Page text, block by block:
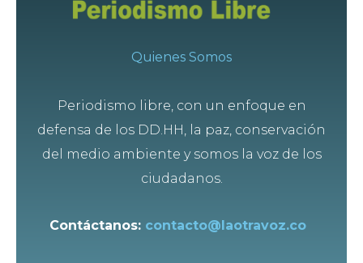
Quienes Somos
Periodismo libre, con un enfoque en
defensa de los DD.HH, la paz, conservación
del medio ambiente y somos la voz de los
ciudadanos.
Contáctanos: contacto@laotravoz.co